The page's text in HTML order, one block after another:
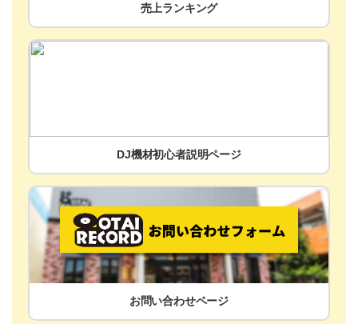
売上ランキング
DJ機材初心者説明ページ
お問い合わせページ